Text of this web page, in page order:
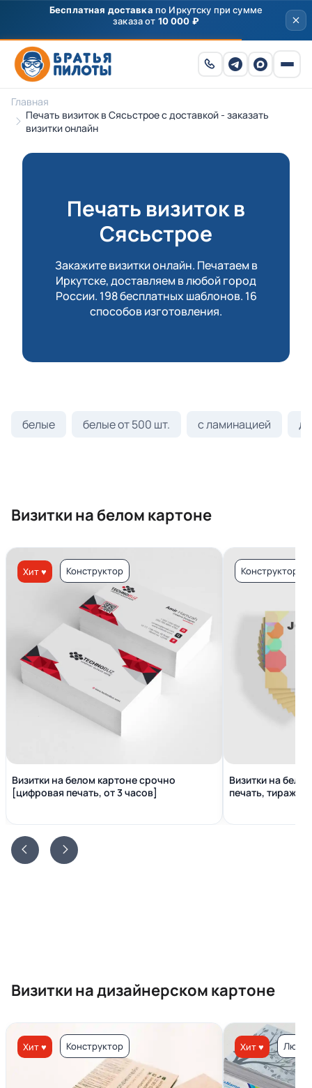
Скидка250 ₽на первый заказ от 3000 ₽ по
промокоду
ПРИВЕТ
Главная
Печать визиток в Сясьстрое с доставкой - заказать
визитки онлайн
Печать визиток в
Сясьстрое
Закажите визитки онлайн. Печатаем в
Иркутске, доставляем в любой город
России. 198 бесплатных шаблонов. 16
способов изготовления.
белые белые от 500 шт. с ламинацией
Визитки на белом картоне
Хит ♥ Конструктор
Визитки на белом картоне срочно
[цифровая печать, от 3 часов]
Конструктор
Визитки на
печать, тираж
Визитки на дизайнерском картоне
Хит ♥ Конструктор Хит ♥ Люкс